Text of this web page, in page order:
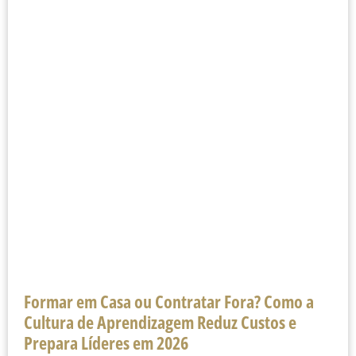
Formar em Casa ou Contratar Fora? Como a
Cultura de Aprendizagem Reduz Custos e
Prepara Líderes em 2026